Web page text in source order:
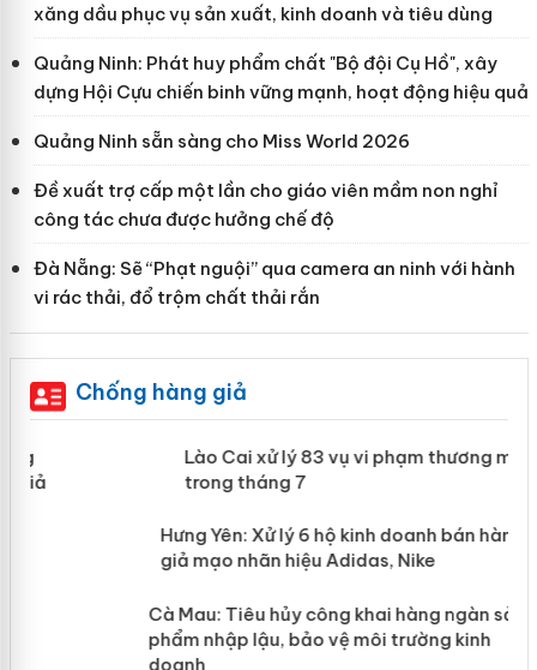
xăng dầu phục vụ sản xuất, kinh doanh và tiêu dùng
Quảng Ninh: Phát huy phẩm chất "Bộ đội Cụ Hồ", xây
dựng Hội Cựu chiến binh vững mạnh, hoạt động hiệu quả
Quảng Ninh sẵn sàng cho Miss World 2026
Đề xuất trợ cấp một lần cho giáo viên mầm non nghỉ
công tác chưa được hưởng chế độ
Đà Nẵng: Sẽ “Phạt nguội” qua camera an ninh với hành
vi rác thải, đổ trộm chất thải rắn
Chống hàng giả
Lào Cai xử lý 83 vụ vi phạm thương
mại trong tháng 7
Hưng Yên: Xử lý 6 hộ kinh doanh bán
hàng giả mạo nhãn hiệu Adidas, Nike